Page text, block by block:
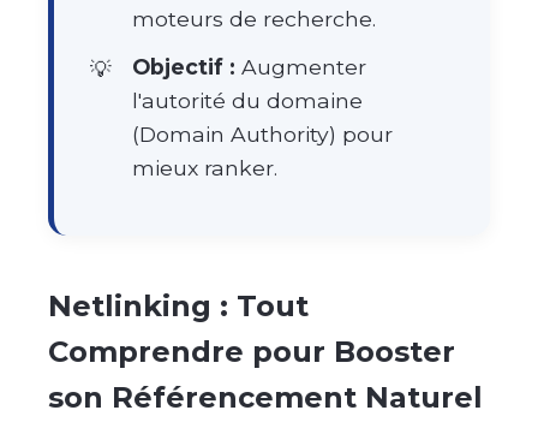
moteurs de recherche.
Objectif : Augmenter
l'autorité du domaine
(Domain Authority) pour
mieux ranker.
Netlinking : Tout
Comprendre pour Booster
son Référencement Naturel